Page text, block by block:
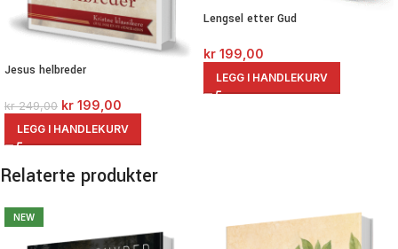
Jesus helbreder
kr249,00 kr 199,00
LEGG I HANDLEKURV
Lengsel etter Gud
kr 199,00
LEGG I HANDLEKURV
Relaterte produkter
NEW